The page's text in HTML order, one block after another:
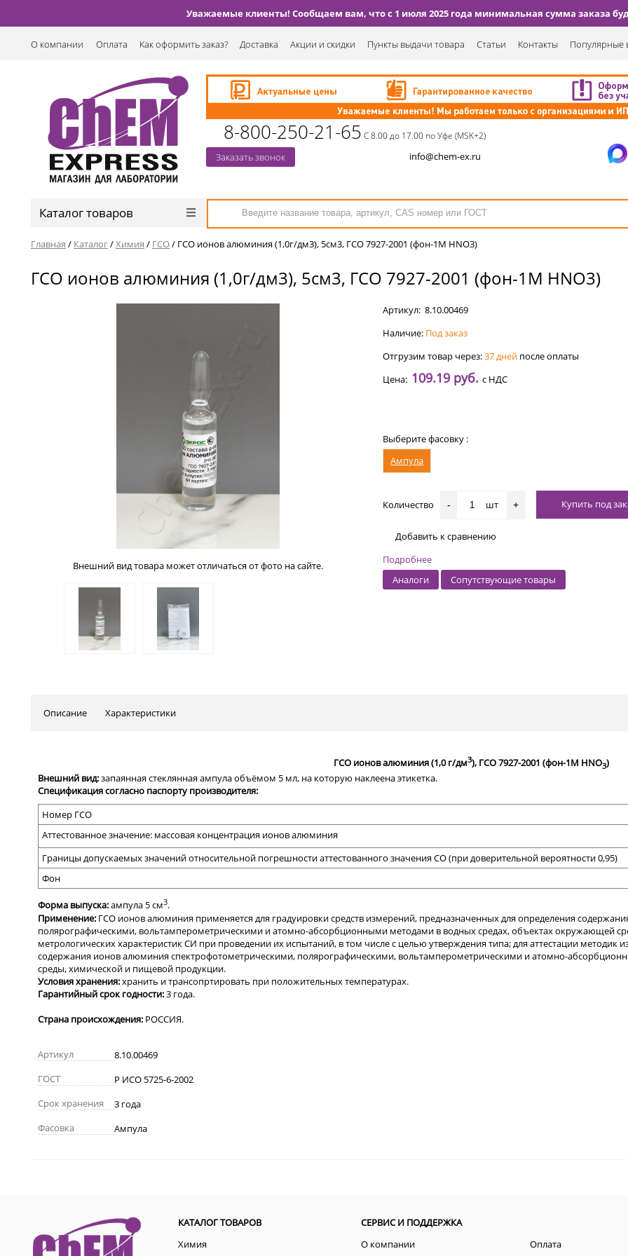
Уважаемые клиенты! Сообщаем вам, что с 1 июля 2025 года минимальная сумма заказа
О компании Оплата Как оформить заказ? Доставка Акции и скидки Пункты выдачи товара Статьи Контакты Популярные
8-800-250-21-65 С 8.00 до 17.00 по Уфе (MSK+2)
Заказать звонок info@chem-ex.ru
Каталог товаров
Главная / Каталог/Химия / ГСО/ ГСО ионов алюминия (1,0г/дм3), 5см3, ГСО 7927-2001 (фон-1М HNO3)
ГСО ионов алюминия (1,0г/дм3), 5см3, ГСО 7927-2001 (фон-1М HNO3)
Внешний вид товара может отличаться от фото на сайте.
Артикул:8.10.00469
Наличие: Под заказ
Отгрузим товар через:37 дней после оплаты
Цена: 109.19 руб.с НДС
Выберите фасовку :
Ампула
Количество - шт + Купить под
Добавить к сравнению
Подробнее
Аналоги
Сопутствующие товары
Описание Характеристики
ГСО ионов алюминия (1,0 г/дм3), ГСО 7927-2001 (фон-1М HNO3)
Внешний вид:запаянная стеклянная ампула объёмом 5 мл, на которую наклеена этикетка.
Спецификация согласно паспорту производителя:
Номер ГСО
Аттестованное значение: массовая концентрация ионов алюминия
Границы допускаемых значений относительной погрешности аттестованного значения СО (при доверительной вероятности 0,95)
Фон
Форма выпуска:ампула 5 см3.
Применение: ГСО ионов алюминия применяетсядля градуировки средств измерений, предназначенных для определения
полярографическими, вольтамперометрическими и атомно-абсорбционными методами в водных средах, объектах окружающей
метрологических характеристик СИ при проведении их испытаний, в том числе с целью утверждения типа; для аттестации методик
содержания ионов алюминия спектрофотометрическими, полярографическими, вольтамперометрическими и атомно-
среды, химической и пищевой продукции.
Условия хранения:хранить и трансопртировать при положительных температурах.
Гарантийный срок годности:3 года.
Страна происхождения: РОССИЯ.
Артикул
8.10.00469
ГОСТ
Р ИСО 5725-6-2002
Срок хранения
3 года
Фасовка
Ампула
КАТАЛОГ ТОВАРОВ
Химия
СЕРВИС И ПОДДЕРЖКА
О компании
Оплата